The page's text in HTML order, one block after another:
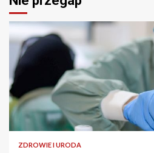
ZDROWIE I URODA